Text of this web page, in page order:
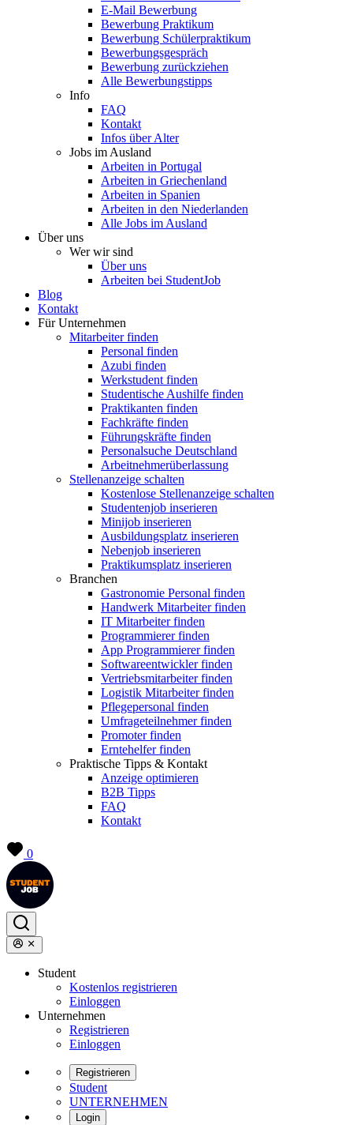
E-Mail Bewerbung
Bewerbung Praktikum
Bewerbung Schülerpraktikum
Bewerbungsgespräch
Bewerbung zurückziehen
Alle Bewerbungstipps
Info
FAQ
Kontakt
Infos über Alter
Jobs im Ausland
Arbeiten in Portugal
Arbeiten in Griechenland
Arbeiten in Spanien
Arbeiten in den Niederlanden
Alle Jobs im Ausland
Über uns
Wer wir sind
Über uns
Arbeiten bei StudentJob
Blog
Kontakt
Für Unternehmen
Mitarbeiter finden
Personal finden
Azubi finden
Werkstudent finden
Studentische Aushilfe finden
Praktikanten finden
Fachkräfte finden
Führungskräfte finden
Personalsuche Deutschland
Arbeitnehmerüberlassung
Stellenanzeige schalten
Kostenlose Stellenanzeige schalten
Studentenjob inserieren
Minijob inserieren
Ausbildungsplatz inserieren
Nebenjob inserieren
Praktikumsplatz inserieren
Branchen
Gastronomie Personal finden
Handwerk Mitarbeiter finden
IT Mitarbeiter finden
Programmierer finden
App Programmierer finden
Softwareentwickler finden
Vertriebsmitarbeiter finden
Logistik Mitarbeiter finden
Pflegepersonal finden
Umfrageteilnehmer finden
Promoter finden
Erntehelfer finden
Praktische Tipps & Kontakt
Anzeige optimieren
B2B Tipps
FAQ
Kontakt
0
Student
Kostenlos registrieren
Einloggen
Unternehmen
Registrieren
Einloggen
Registrieren
Student
UNTERNEHMEN
Login